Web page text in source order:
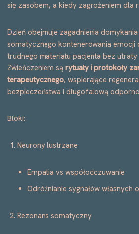
się zasobem, a kiedy zagrożeniem dla
Dzień obejmuje zagadnienia
somatycznego kontenerowania emocji
trudnego materiału pacjenta bez utraty
Zwieńczeniem są rytuały i protokoły
terapeutycznego, wspierające
bezpieczeństwa i długofalową
Bloki:
Neurony lustrzane
Empatia vs współodczuwanie
Odróżnianie sygnałów własnych
Rezonans somatyczny